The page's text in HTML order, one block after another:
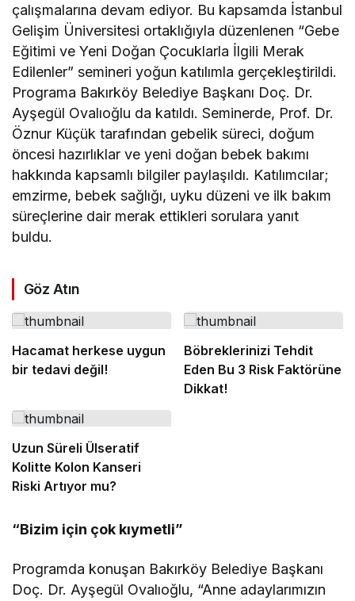
çalışmalarına devam ediyor. Bu kapsamda İstanbul
Gelişim Üniversitesi ortaklığıyla düzenlenen “Gebe
Eğitimi ve Yeni Doğan Çocuklarla İlgili Merak
Edilenler” semineri yoğun katılımla gerçekleştirildi.
Programa Bakırköy Belediye Başkanı Doç. Dr.
Ayşegül Ovalıoğlu da katıldı. Seminerde, Prof. Dr.
Öznur Küçük tarafından gebelik süreci, doğum
öncesi hazırlıklar ve yeni doğan bebek bakımı
hakkında kapsamlı bilgiler paylaşıldı. Katılımcılar;
emzirme, bebek sağlığı, uyku düzeni ve ilk bakım
süreçlerine dair merak ettikleri sorulara yanıt
buldu.
Göz Atın
Hacamat herkese uygun
bir tedavi değil!
Böbreklerinizi Tehdit
Eden Bu 3 Risk Faktörüne
Dikkat!
Uzun Süreli Ülseratif
Kolitte Kolon Kanseri
Riski Artıyor mu?
“Bizim için çok kıymetli”
Programda konuşan Bakırköy Belediye Başkanı
Doç. Dr. Ayşegül Ovalıoğlu, “Anne adaylarımızın